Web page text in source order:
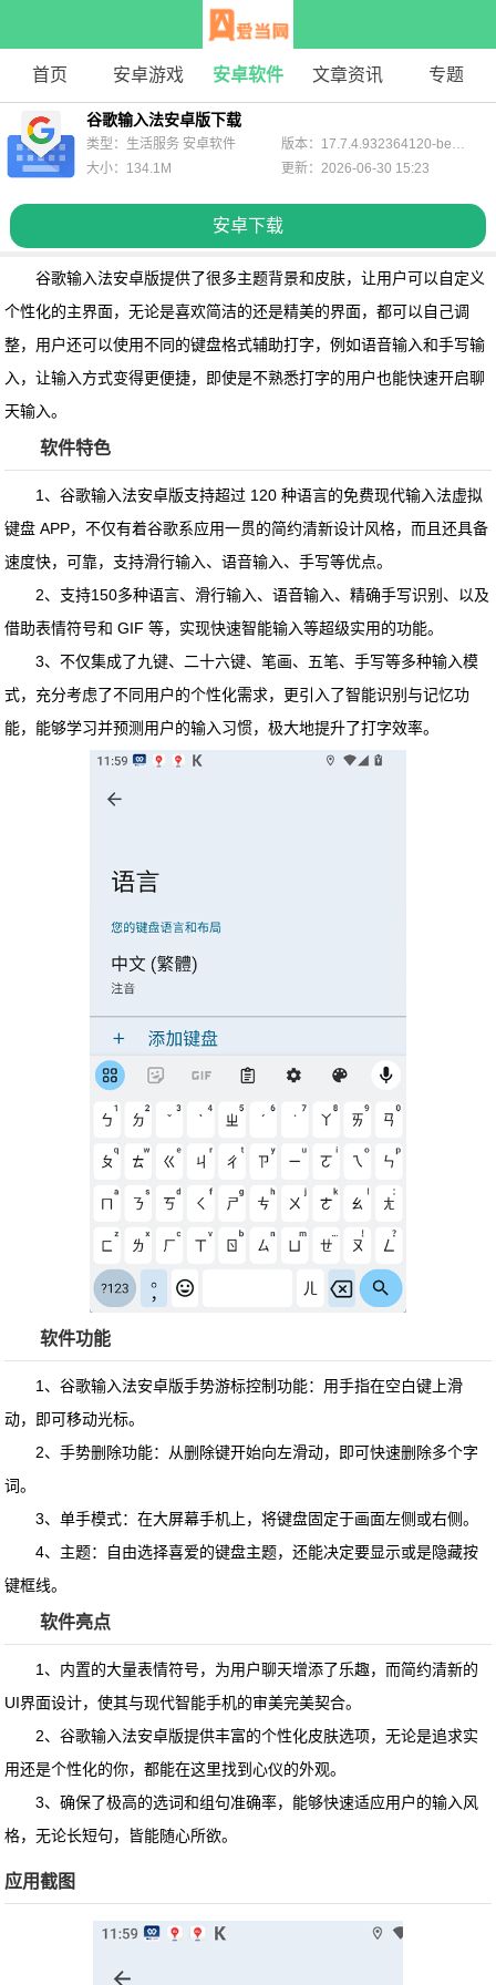
首页 安卓游戏 安卓软件 文章资讯 专题
谷歌输入法安卓版下载
安卓下载
类型：生活服务 安卓软件
版本：17.7.4.932364120-beta-arm64-v8a
大小：134.1M
更新：2026-06-30 15:23
谷歌输入法安卓版提供了很多主题背景和皮肤，让用户可以自定义
个性化的主界面，无论是喜欢简洁的还是精美的界面，都可以自己调
整，用户还可以使用不同的键盘格式辅助打字，例如语音输入和手写输
入，让输入方式变得更便捷，即使是不熟悉打字的用户也能快速开启聊
天输入。
软件特色
1、谷歌输入法安卓版支持超过 120 种语言的免费现代输入法虚拟
键盘 APP，不仅有着谷歌系应用一贯的简约清新设计风格，而且还具备
速度快，可靠，支持滑行输入、语音输入、手写等优点。
2、支持150多种语言、滑行输入、语音输入、精确手写识别、以及
借助表情符号和 GIF 等，实现快速智能输入等超级实用的功能。
3、不仅集成了九键、二十六键、笔画、五笔、手写等多种输入模
式，充分考虑了不同用户的个性化需求，更引入了智能识别与记忆功
能，能够学习并预测用户的输入习惯，极大地提升了打字效率。
软件功能
1、谷歌输入法安卓版手势游标控制功能：用手指在空白键上滑
动，即可移动光标。
2、手势删除功能：从删除键开始向左滑动，即可快速删除多个字
词。
3、单手模式：在大屏幕手机上，将键盘固定于画面左侧或右侧。
4、主题：自由选择喜爱的键盘主题，还能决定要显示或是隐藏按
键框线。
软件亮点
1、内置的大量表情符号，为用户聊天增添了乐趣，而简约清新的
UI界面设计，使其与现代智能手机的审美完美契合。
2、谷歌输入法安卓版提供丰富的个性化皮肤选项，无论是追求实
用还是个性化的你，都能在这里找到心仪的外观。
3、确保了极高的选词和组句准确率，能够快速适应用户的输入风
格，无论长短句，皆能随心所欲。
应用截图